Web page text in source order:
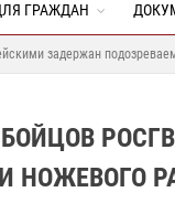
ГРАЖДАН
задержан
НОЖЕВОГО